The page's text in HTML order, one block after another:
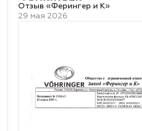
Отзыв «Ферингер и К»
29 мая 2026